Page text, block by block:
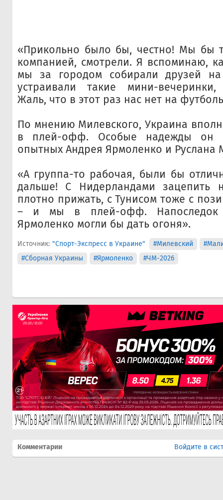
«Прикольно было бы, честно! Мы бы
компанией, смотрели. Я вспоминаю,
мы за городом собирали друзей
устраивали такие мини-вечеринки,
Жаль, что в этот раз нас нет на
По мнению Милевского, Украина
в плей-офф. Особые надежды он
опытных Андрея Ярмоленко и Руслана
«А группа-то рабочая, были бы
дальше! С Нидерландами зацепить
плотно прижать, с Тунисом тоже с
– и мы в плей-офф. Напоследок
Ярмоленко могли бы дать огоня».
Источник: "Спорт-Экспресс в Украине" #Милевский
#Сборная Украины
#Ярмоленко #ЧМ-2026
Комментарии Войдите в